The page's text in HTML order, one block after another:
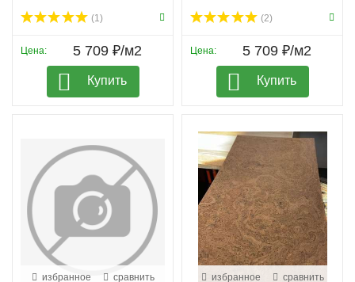
(1)
Цена: 5 709 ₽/м2
Купить
(2)
Цена: 5 709 ₽/м2
Купить
избранное сравнить избранное сравнить